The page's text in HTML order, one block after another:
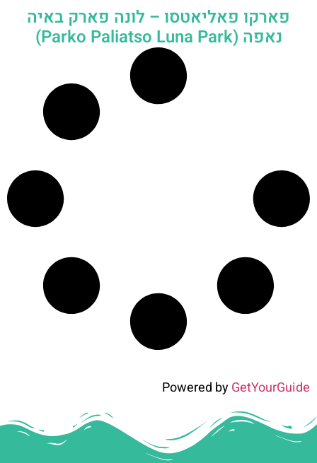
פארקו פאליאטסו – לונה פארק באיה
נאפה (‪Parko Paliatso Luna Park‬)
Powered byGetYourGuide